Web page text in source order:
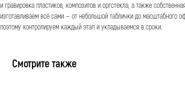
и гравировка пластиков, композитов и оргстекла, а также
изготавливаем всё сами — от небольшой таблички до масштабного
поэтому контролируем каждый этап и укладываемся в сроки.
Смотрите также